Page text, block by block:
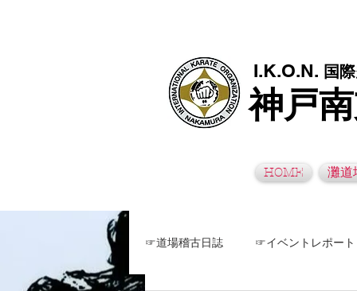
I.K.O.N. 国
神戸
HOME 灘道
☞道場稽古日誌 ☞イベントレポート